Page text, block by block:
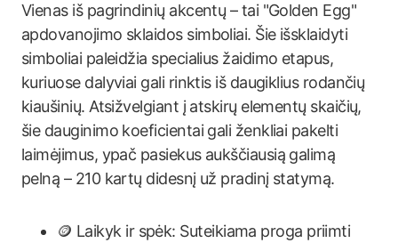
Vienas iš pagrindinių akcentų – tai "Golden Egg"
apdovanojimo sklaidos simboliai. Šie išsklaidyti
simboliai paleidžia specialius žaidimo etapus,
kuriuose dalyviai gali rinktis iš daugiklius rodančių
kiaušinių. Atsižvelgiant į atskirų elementų skaičių,
šie dauginimo koeficientai gali ženkliai pakelti
laimėjimus, ypač pasiekus aukščiausią galimą
pelną – 210 kartų didesnį už pradinį statymą.
🪙 Laikyk ir spėk: Suteikiama proga priimti